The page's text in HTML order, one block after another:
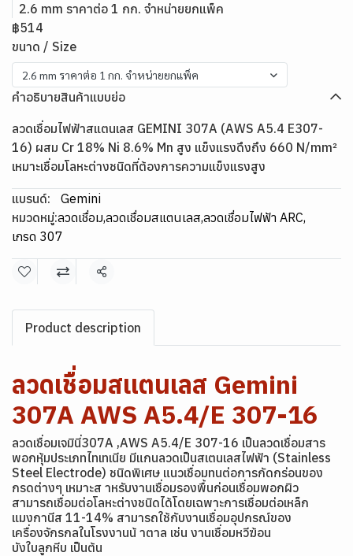
2.6 mm ราคาต่อ 1 กก. จำหน่ายยกแพ็ค
฿514
ขนาด / Size
2.6 mm ราคาต่อ 1 กก. จำหน่ายยกแพ็ค
คำอธิบายสินค้าแบบย่อ
ลวดเชื่อมไฟฟ้าสแตนเลส GEMINI 307A (AWS A5.4 E307-
16) ผสม Cr 18% Ni 8.6% Mn สูง แข็งแรงดึงถึง 660 N/mm²
เหมาะเชื่อมโลหะต่างชนิดที่ต้องการความแข็งแรงสูง
แบรนด์:
Gemini
หมวดหมู่:ลวดเชื่อม,ลวดเชื่อมสแตนเลส,ลวดเชื่อมไฟฟ้า ARC,
เกรด 307
แชร์
Product description
ลวดเชื่อมสแตนเลส Gemini
307A AWS A5.4/E 307-16
ลวดเชื่อมเจมินี่307A ,AWS A5.4/E 307-16 เป็นลวดเชื่อมสาร
พอกหุ้มประเภทไทเทเนีย มีแกนลวดเป็นสเตนเลสไฟฟ้า (Stainless
Steel Electrode) ชนิดพิเศษ แนวเชื่อมทนต่อการกัดกร่อนของ
กรดต่างๆ เหมาะส าหรับงานเชื่อมรองพื้นก่อนเชื่อมพอกผิว
สามารถเชื่อมต่อโลหะต่างชนิดได้โดยเฉพาะการเชื่อมต่อเหล็ก
แมงกานีส 11-14% สามารถใช้กับงานเชื่อมอุปกรณ์ของ
เครื่องจักรกลในโรงงานน้ าตาล เช่น งานเชื่อมหวีฆ้อน
บังใบลูกหีบ เป็นต้น